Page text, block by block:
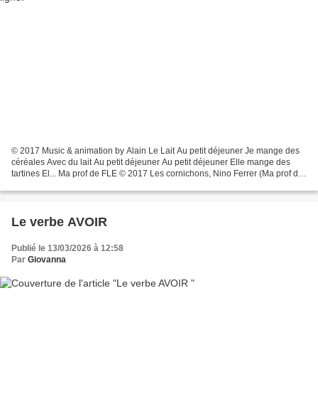
© 2017 Music & animation by Alain Le Lait Au petit déjeuner Je mange des
céréales Avec du lait Au petit déjeuner Au petit déjeuner Elle mange des
tartines El... Ma prof de FLE © 2017 Les cornichons, Nino Ferrer (Ma prof de
Le verbe AVOIR
Publié le 13/03/2026 à 12:58
Par Giovanna